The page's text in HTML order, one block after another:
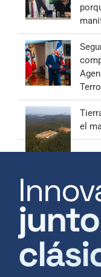
el